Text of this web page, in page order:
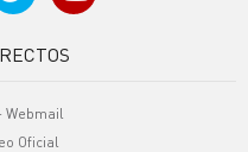
Webmail
Oficial